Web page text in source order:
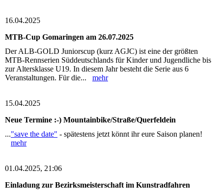
16.04.2025
MTB-Cup Gomaringen am 26.07.2025
Der ALB-GOLD Juniorscup (kurz AGJC) ist eine der größten
MTB-Rennserien Süddeutschlands für Kinder und Jugendliche bis
zur Altersklasse U19. In diesem Jahr besteht die Serie aus 6
Veranstaltungen. Für die... mehr
15.04.2025
Neue Termine :-) Mountainbike/Straße/Querfeldein
..."save the date" - spätestens jetzt könnt ihr eure Saison planen!
mehr
01.04.2025, 21:06
Einladung zur Bezirksmeisterschaft im Kunstradfahren